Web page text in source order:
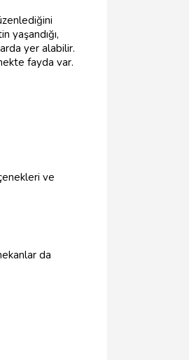
yaşandığı,
yer alabilir.
fayda var.
ve
da